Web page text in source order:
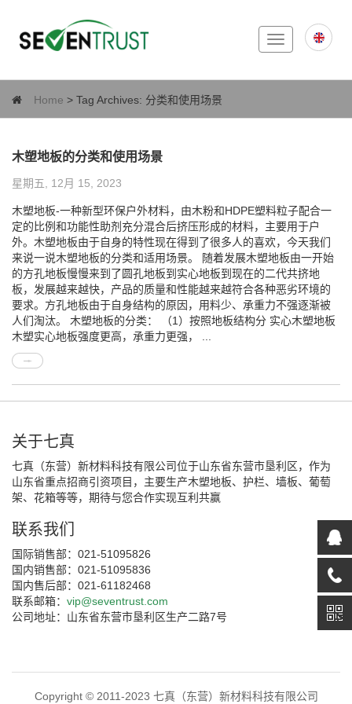
Toggle
navigation
Home > Tag Archives: 分类和使用场景
木塑地板的分类和使用场景
星期五, 12月 15, 2023
木塑地板-一种新型环保户外材料，由木粉和HDPE塑料粒子配合一
定的比例和功能性助剂充分混合后挤压形成的材料，主要用于户
外。木塑地板由于自身的特性现在得到了很多人的喜欢，今天我们
来说一说木塑地板的分类和适用场景。 随着发展木塑地板由一开始
的方孔地板慢慢来到了圆孔地板到实心地板到现在的二代共挤地
板，发展越来越快，产品的质量和性能越来越符合各种恶劣环境的
要求。方孔地板由于自身结构的原因，用料少、承重力不强逐渐被
人们淘汰。 木塑地板的分类： （1）按照地板结构分 实心木塑地板
木塑实心地板强度更高，承重力更强， ...
关于七真
七真（东营）新材料科技有限公司位于山东省东营市垦利区，作为
山东省重点招商引资项目，主要生产木塑地板、护栏、墙板、葡萄
架、花箱等等，期待与您合作实现互利共赢
联系我们
国际销售部：021-51095826
国内销售部：021-51095836
国内售后部：021-61182468
联系邮箱： vip@seventrust.com
公司地址：山东省东营市垦利区生产二路7号
Copyright © 2011-2023 七真（东营）新材料科技有限公司